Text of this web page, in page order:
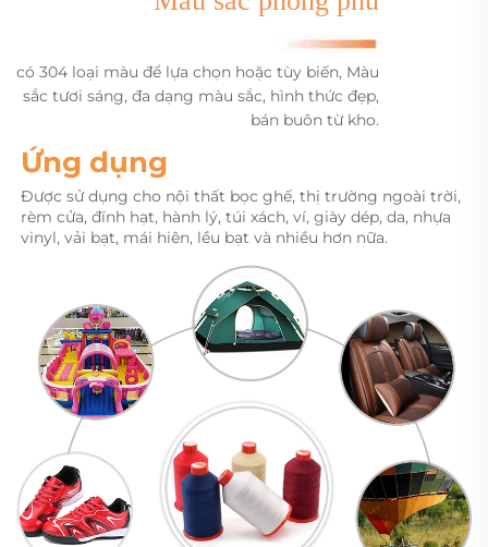
có 304 loại màu để lựa chọn hoặc tùy biến, Màu
sắc tươi sáng, đa dạng màu sắc, hình thức đẹp,
bán buôn từ kho.
Ứng dụng
Được sử dụng cho nội thất bọc ghế, thị trường ngoài trời,
rèm cửa, đính hạt, hành lý, túi xách, ví, giày dép, da, nhựa
vinyl, vải bạt, mái hiên, lều bạt và nhiều hơn nữa.